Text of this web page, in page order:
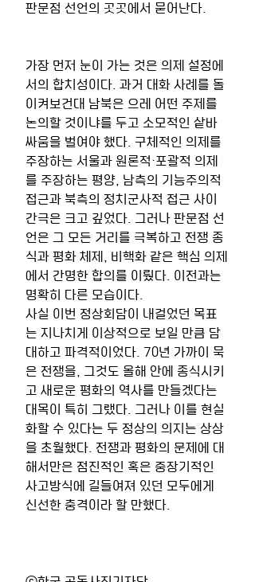
판문점 선언의 곳곳에서 묻어난다.
가장 먼저 눈이 가는 것은 의제 설정에
서의 합치성이다. 과거 대화 사례를 돌
이켜보건대 남북은 으레 어떤 주제를
논의할 것이냐를 두고 소모적인 샅바
싸움을 벌여야 했다. 구체적인 의제를
주장하는 서울과 원론적·포괄적 의제
를 주장하는 평양, 남측의 기능주의적
접근과 북측의 정치군사적 접근 사이
간극은 크고 깊었다. 그러나 판문점 선
언은 그 모든 거리를 극복하고 전쟁 종
식과 평화 체제, 비핵화 같은 핵심 의제
에서 간명한 합의를 이뤘다. 이전과는
명확히 다른 모습이다.
사실 이번 정상회담이 내걸었던 목표
는 지나치게 이상적으로 보일 만큼 담
대하고 파격적이었다. 70년 가까이 묵
은 전쟁을, 그것도 올해 안에 종식시키
고 새로운 평화의 역사를 만들겠다는
대목이 특히 그랬다. 그러나 이를 현실
화할 수 있다는 두 정상의 의지는 상상
을 초월했다. 전쟁과 평화의 문제에 대
해서만은 점진적인 혹은 중장기적인
사고방식에 길들여져 있던 모두에게
신선한 충격이라 할 만했다.